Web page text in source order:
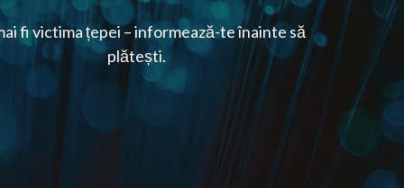
fi victima țepei – informează-te înainte să
plătești.